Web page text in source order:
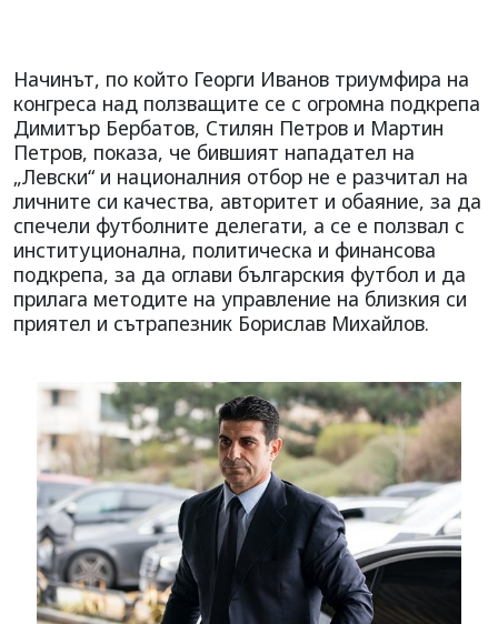
Начинът, по който Георги Иванов триумфира на
конгреса над ползващите се с огромна подкрепа
Димитър Бербатов, Стилян Петров и Мартин
Петров, показа, че бившият нападател на
„Левски“ и националния отбор не е разчитал на
личните си качества, авторитет и обаяние, за да
спечели футболните делегати, а се е ползвал с
институционална, политическа и финансова
подкрепа, за да оглави българския футбол и да
прилага методите на управление на близкия си
приятел и сътрапезник Борислав Михайлов.